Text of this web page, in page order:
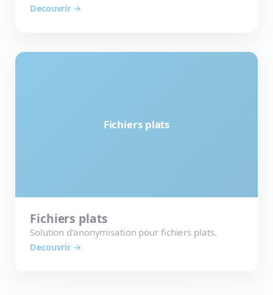
Decouvrir →
Fichiers plats
Fichiers plats
Solution d’anonymisation pour fichiers plats.
Decouvrir →